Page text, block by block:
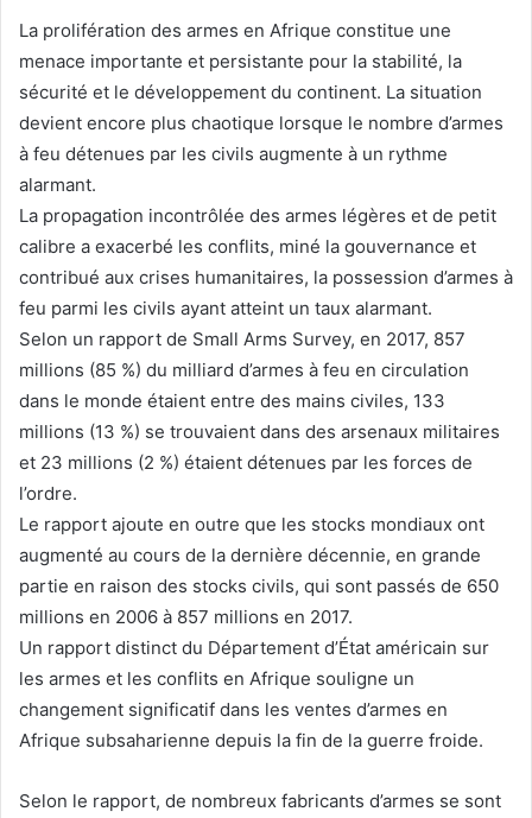
La prolifération des armes en Afrique constitue une
menace importante et persistante pour la stabilité, la
sécurité et le développement du continent. La situation
devient encore plus chaotique lorsque le nombre d’armes
à feu détenues par les civils augmente à un rythme
alarmant.
La propagation incontrôlée des armes légères et de petit
calibre a exacerbé les conflits, miné la gouvernance et
contribué aux crises humanitaires, la possession d’armes à
feu parmi les civils ayant atteint un taux alarmant.
Selon un rapport de Small Arms Survey, en 2017, 857
millions (85 %) du milliard d’armes à feu en circulation
dans le monde étaient entre des mains civiles, 133
millions (13 %) se trouvaient dans des arsenaux militaires
et 23 millions (2 %) étaient détenues par les forces de
l’ordre.
Le rapport ajoute en outre que les stocks mondiaux ont
augmenté au cours de la dernière décennie, en grande
partie en raison des stocks civils, qui sont passés de 650
millions en 2006 à 857 millions en 2017.
Un rapport distinct du Département d’État américain sur
les armes et les conflits en Afrique souligne un
changement significatif dans les ventes d’armes en
Afrique subsaharienne depuis la fin de la guerre froide.
Selon le rapport, de nombreux fabricants d’armes se sont